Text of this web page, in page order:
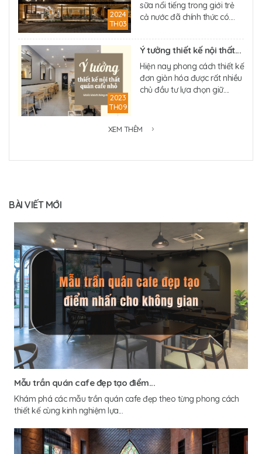
2024
TH03
sữa nổi tiếng trong giới trẻ
cả nước đã chính thức có....
2023
TH09
Ý tưởng thiết kế nội thất...
Hiện nay phong cách thiết kế
đơn giản hóa được rất nhiều
chủ đầu tư lựa chọn giữ....
XEM THÊM
BÀI VIẾT MỚI
Mẫu trần quán cafe đẹp tạo điểm...
Khám phá các mẫu trần quán cafe đẹp theo từng phong cách
thiết kế cùng kinh nghiệm lựa...